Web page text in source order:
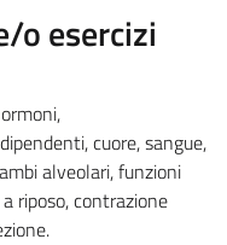
o esercizi
cuore, sangue,
alveolari, funzioni
riposo, contrazione